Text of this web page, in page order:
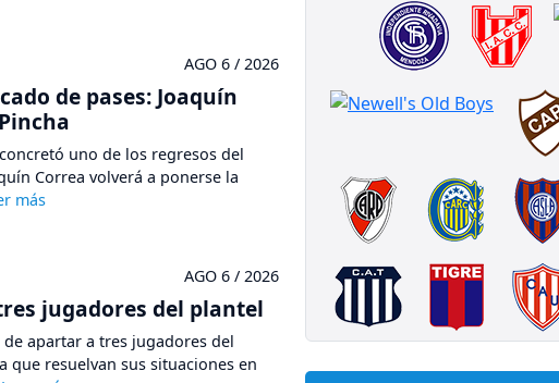
AGO 6 / 2026
de pases: Joaquín
uno de los regresos del
Correa volverá a ponerse la
AGO 6 / 2026
jugadores del plantel
apartar a tres jugadores del
que resuelvan sus situaciones en